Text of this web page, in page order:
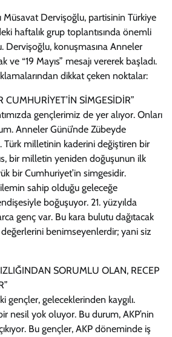
Müsavat Dervişoğlu, partisinin Türkiye
haftalık grup toplantısında önemli
Dervişoğlu, konuşmasına Anneler
ve “19 Mayıs” mesajı vererek başladı.
dikkat çeken noktalar:
CUMHURİYET’İN SİMGESİDİR”
gençlerimiz de yer alıyor. Onları
Anneler Günü’nde Zübeyde
Türk milletinin kaderini değiştiren bir
bir milletin yeniden doğuşunun ilk
bir Cumhuriyet’in simgesidir.
sahip olduğu geleceğe
boğuşuyor. 21. yüzyılda
genç var. Bu kara bulutu dağıtacak
benimseyenlerdir; yani siz
SORUMLU OLAN, RECEP
gençler, geleceklerinden kaygılı.
nesil yok oluyor. Bu durum, AKP’nin
Bu gençler, AKP döneminde iş